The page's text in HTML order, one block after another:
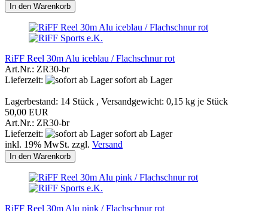
In den Warenkorb
RiFF Reel 30m Alu iceblau / Flachschnur rot
Art.Nr.: ZR30-br
Lieferzeit:
sofort ab Lager
Lagerbestand: 14 Stück , Versandgewicht: 0,15 kg je Stück
50,00 EUR
Art.Nr.: ZR30-br
Lieferzeit:
sofort ab Lager
inkl. 19% MwSt. zzgl. Versand
In den Warenkorb
RiFF Reel 30m Alu pink / Flachschnur rot